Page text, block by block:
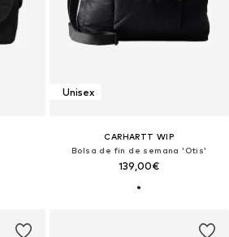
Unisex
CARHARTT WIP
Bolsa de fin de semana 'Otis'
139,00€